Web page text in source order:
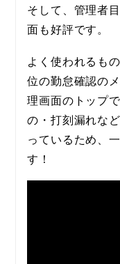
そして、管理者
面も好評です。
よく使われるも
位の勤怠確認の
理画面のトップ
の・打刻漏れな
っているため、
す！